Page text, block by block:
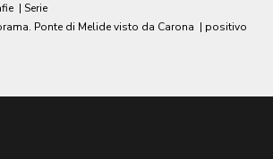
| Serie
Ponte di Melide visto da Carona | positivo